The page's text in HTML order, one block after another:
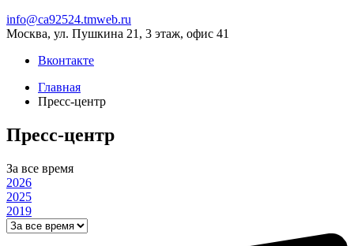
info@ca92524.tmweb.ru
Москва, ул. Пушкина 21, 3 этаж, офис 41
Вконтакте
Главная
Пресс-центр
Пресс-центр
За все время
2026
2025
2019